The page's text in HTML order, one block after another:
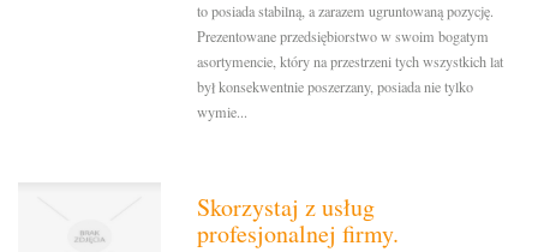
to posiada stabilną, a zarazem ugruntowaną pozycję.
Prezentowane przedsiębiorstwo w swoim bogatym
asortymencie, który na przestrzeni tych wszystkich lat
był konsekwentnie poszerzany, posiada nie tylko
wymie...
Skorzystaj z usług
profesjonalnej firmy.